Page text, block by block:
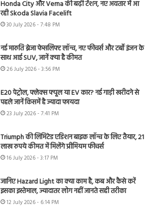
Honda City और Verna की बढ़ी टेंशन, नए अवतार में आ
रही Skoda Slavia Facelift
30 July 2026 - 7:48 PM
नई मारुति ब्रेजा फेसलिफ्ट लॉन्च, नए फीचर्स और टर्बो इंजन के
साथ आई SUV, जानें क्या है कीमत
26 July 2026 - 3:56 PM
E20 पेट्रोल, फ्लेक्स फ्यूल या EV कार? नई गाड़ी खरीदने से
पहले जानें किसमें है ज्यादा फायदा
23 July 2026 - 7:41 PM
Triumph की लिमिटेड एडिशन बाइक लॉन्च के लिए तैयार, 21
लाख रुपये कीमत में मिलेंगे प्रीमियम फीचर्स
16 July 2026 - 3:17 PM
जानिए Hazard Light का क्या काम है, कब और कैसे करें
इसका इस्तेमाल, ज्यादातर लोग नहीं जानते सही तरीका
12 July 2026 - 6:14 PM